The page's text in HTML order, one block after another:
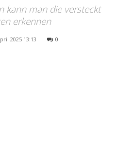
kann man die versteckt
erkennen
2025 13:13 0